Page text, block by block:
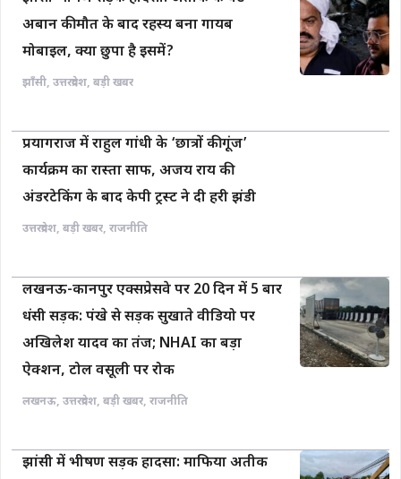
अबान की मौत के बाद रहस्य बना गायब
मोबाइल, क्या छुपा है इसमें?
झाँसी, उत्तरप्रदेश, बड़ी खबर
प्रयागराज में राहुल गांधी के ‘छात्रों की गूंज’
कार्यक्रम का रास्ता साफ, अजय राय की
अंडरटेकिंग के बाद केपी ट्रस्ट ने दी हरी झंडी
उत्तरप्रदेश, बड़ी खबर, राजनीति
लखनऊ-कानपुर एक्सप्रेसवे पर 20 दिन में 5 बार
धंसी सड़क: पंखे से सड़क सुखाते वीडियो पर
अखिलेश यादव का तंज; NHAI का बड़ा
ऐक्शन, टोल वसूली पर रोक
लखनऊ, उत्तरप्रदेश, बड़ी खबर, राजनीति
झांसी में भीषण सड़क हादसा: माफिया अतीक